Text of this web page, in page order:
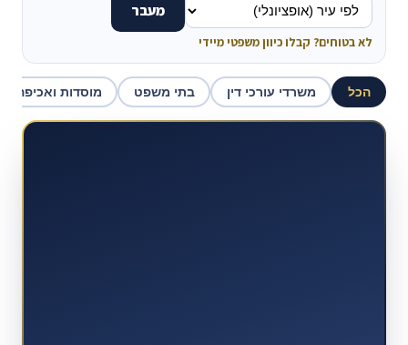
מעבר
לא בטוחים? קבלו כיוון משפטי מיידי
הכל משרדי עורכי דין בתי משפט מוסדות ואכיפה